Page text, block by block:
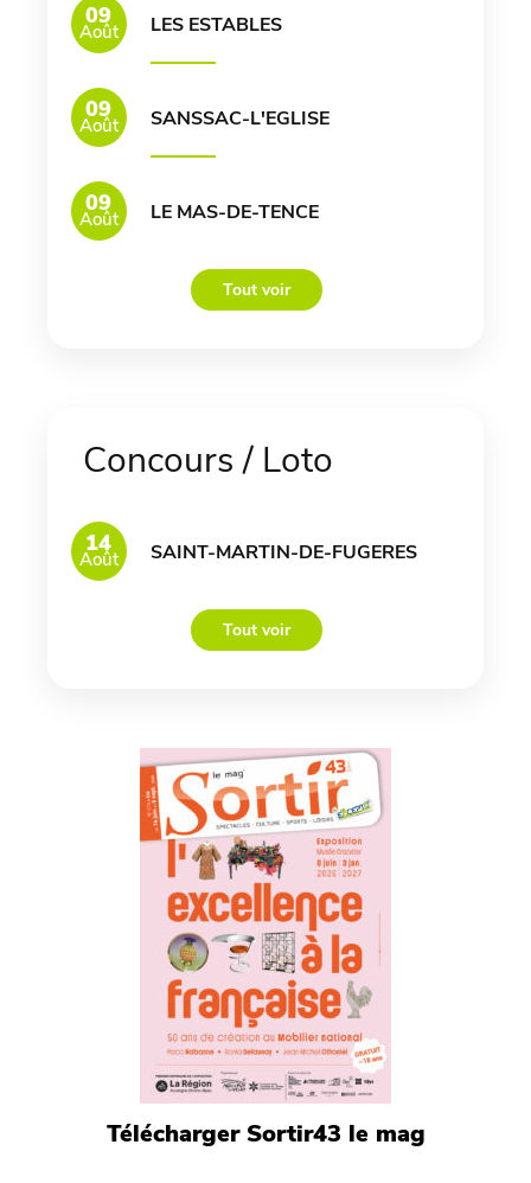
09
Août LES ESTABLES
09
Août SANSSAC-L'EGLISE
09
Août LE MAS-DE-TENCE
Tout voir
Concours / Loto
14
Août SAINT-MARTIN-DE-FUGERES
Tout voir
Télécharger Sortir43 le mag